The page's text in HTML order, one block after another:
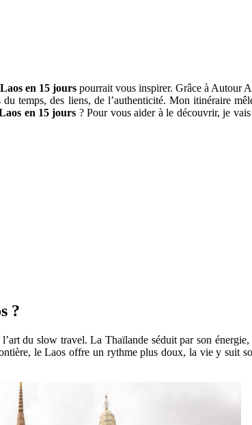
en 15 jours pourrait vous inspirer. Grâce à Autour
temps, des liens, de l’authenticité. Mon itinéraire
en 15 jours ? Pour vous aider à le découvrir, je
?
du slow travel. La Thaïlande séduit par son
le Laos offre un rythme plus doux, la vie y suit